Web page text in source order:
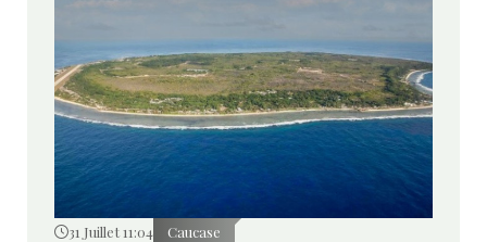
31 Juillet 11:04 Caucase